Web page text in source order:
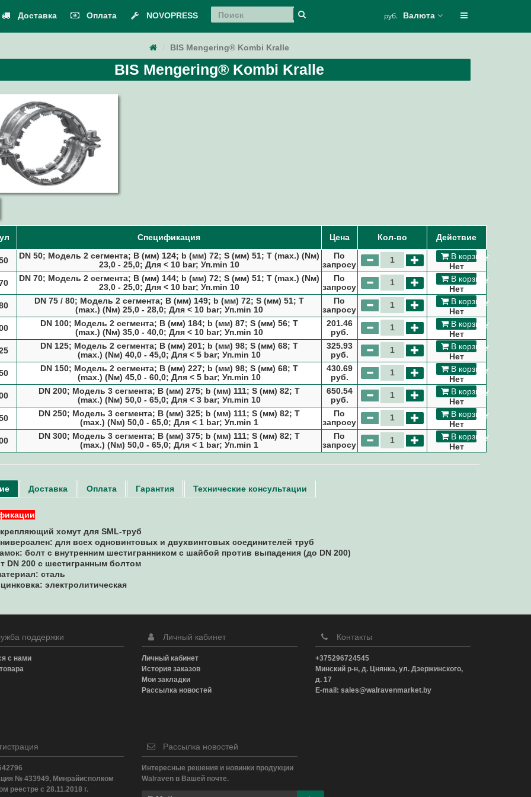
Доставка Оплата NOVOPRESS руб. Валюта
BIS Mengering® Kombi Kralle
BIS Mengering® Kombi Kralle
Спецификация Цена Кол-во Действие
DN 50; Модель 2 сегмента; B (мм) 124; b (мм) 72; S (мм) 51; T (max.) (Nм)
23,0 - 25,0; Для < 10 bar; Уп.min 10
По
запросу
В корзину
Нет
DN 70; Модель 2 сегмента; B (мм) 144; b (мм) 72; S (мм) 51; T (max.) (Nм)
23,0 - 25,0; Для < 10 bar; Уп.min 10
По
запросу
В корзину
Нет
DN 75 / 80; Модель 2 сегмента; B (мм) 149; b (мм) 72; S (мм) 51; T
(max.) (Nм) 25,0 - 28,0; Для < 10 bar; Уп.min 10
По
запросу
В корзину
Нет
DN 100; Модель 2 сегмента; B (мм) 184; b (мм) 87; S (мм) 56; T
(max.) (Nм) 35,0 - 40,0; Для < 10 bar; Уп.min 10
201.46
руб.
В корзину
Нет
DN 125; Модель 2 сегмента; B (мм) 201; b (мм) 98; S (мм) 68; T
(max.) (Nм) 40,0 - 45,0; Для < 5 bar; Уп.min 10
325.93
руб.
В корзину
Нет
DN 150; Модель 2 сегмента; B (мм) 227; b (мм) 98; S (мм) 68; T
(max.) (Nм) 45,0 - 60,0; Для < 5 bar; Уп.min 10
430.69
руб.
В корзину
Нет
DN 200; Модель 3 сегмента; B (мм) 275; b (мм) 111; S (мм) 82; T
(max.) (Nм) 50,0 - 65,0; Для < 3 bar; Уп.min 10
650.54
руб.
В корзину
Нет
DN 250; Модель 3 сегмента; B (мм) 325; b (мм) 111; S (мм) 82; T
(max.) (Nм) 50,0 - 65,0; Для < 1 bar; Уп.min 1
По
запросу
В корзину
Нет
DN 300; Модель 3 сегмента; B (мм) 375; b (мм) 111; S (мм) 82; T
(max.) (Nм) 50,0 - 65,0; Для < 1 bar; Уп.min 1
По
запросу
В корзину
Нет
Доставка Оплата Гарантия Технические консультации
хомут для SML-труб
для всех одновинтовых и двухвинтовых соединителей труб
болт с внутренним шестигранником с шайбой против выпадения (до DN 200)
DN 200 с шестигранным болтом
сталь
электролитическая
поддержки
с нами
Личный кабинет
Личный кабинет
История заказов
Мои закладки
Рассылка новостей
Контакты
+375296724545
Минский р-н, д. Цнянка, ул. Дзержинского,
д. 17
E-mail: sales@walravenmarket.by
№ 433949, Минрайисполком
реестре с 28.11.2018 г.
Рассылка новостей
Интересные решения и новинки продукции
Walraven в Вашей почте.